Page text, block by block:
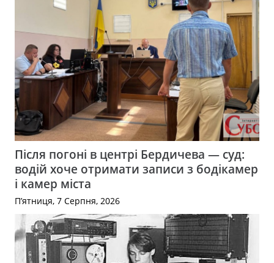
Після погоні в центрі Бердичева — суд:
водій хоче отримати записи з бодікамер
і камер міста
П’ятниця, 7 Серпня, 2026